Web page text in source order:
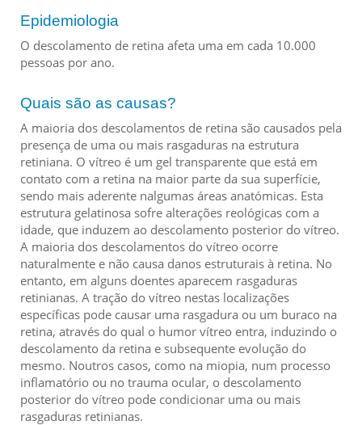
Epidemiologia
O descolamento de retina afeta uma em cada 10.000
pessoas por ano.
Quais são as causas?
A maioria dos descolamentos de retina são causados ​​pela
presença de uma ou mais rasgaduras na estrutura
retiniana. O vítreo é um gel transparente que está em
contato com a retina na maior parte da sua superfície,
sendo mais aderente nalgumas áreas anatómicas. Esta
estrutura gelatinosa sofre alterações reológicas com a
idade, que induzem ao descolamento posterior do vítreo.
A maioria dos descolamentos do vítreo ocorre
naturalmente ​​e não causa danos estruturais à retina. No
entanto, em alguns doentes aparecem rasgaduras
retinianas. A tração do vítreo nestas localizações
específicas pode causar uma rasgadura ou um buraco na
retina, através do qual o humor vítreo entra, induzindo o
descolamento da retina e subsequente evolução do
mesmo. Noutros casos, como na miopia, num processo
inflamatório ou no trauma ocular, o descolamento
posterior do vítreo pode condicionar uma ou mais
rasgaduras retinianas.